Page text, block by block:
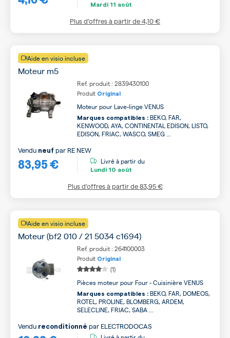
Mardi 11 août
Plus d’offres à partir de4,10 €
Aide en visio incluse
Moteur m5
Ref. produit : 2839430100
Produit Original
Moteur pour Lave-linge VENUS
Marques compatibles : BEKO, FAR,
KENWOOD, AYA, CONTINENTAL EDISON, LISTO,
EDISON, FRIAC, WASCO, SMEG ...
83,95 €
Vendu neuf par RE NEW
Livré à partir du
Lundi 10 août
Plus d’offres à partir de83,95 €
Aide en visio incluse
Moteur (bf2 010 / 21 5034 c1694)
Ref. produit : 264100003
Produit Original
(1)
Pièces moteur pour Four - Cuisinière VENUS
Marques compatibles : BEKO, FAR, DOMEOS,
ROTEL, PROLINE, BLOMBERG, ARDEM,
SELECLINE, FRIAC, SABA ...
Vendu reconditionné par ELECTRODOCAS